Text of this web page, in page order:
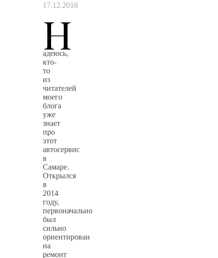
17.12.2018
Н
адеюсь,
кто-
то
из
читателей
моего
блога
уже
знает
про
этот
автосервис
в
Самаре.
Открылся
в
2014
году,
первоначально
был
сильно
ориентирован
на
ремонт